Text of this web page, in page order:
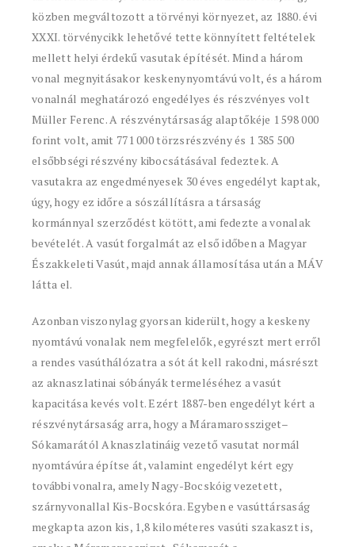
közben megváltozott a törvényi környezet, az 1880. évi
XXXI. törvénycikk lehetővé tette könnyített feltételek
mellett helyi érdekű vasutak építését. Mind a három
vonal megnyitásakor keskenynyomtávú volt, és a három
vonalnál meghatározó engedélyes és részvényes volt
Müller Ferenc. A részvénytársaság alaptőkéje 1 598 000
forint volt, amit 771 000 törzsrészvény és 1 385 500
elsőbbségi részvény kibocsátásával fedeztek. A
vasutakra az engedményesek 30 éves engedélyt kaptak,
úgy, hogy ez időre a sószállításra a társaság
kormánnyal szerződést kötött, ami fedezte a vonalak
bevételét. A vasút forgalmát az első időben a Magyar
Északkeleti Vasút, majd annak államosítása után a MÁV
látta el.
Azonban viszonylag gyorsan kiderült, hogy a keskeny
nyomtávú vonalak nem megfelelők, egyrészt mert erről
a rendes vasúthálózatra a sót át kell rakodni, másrészt
az aknaszlatinai sóbányák termeléséhez a vasút
kapacitása kevés volt. Ezért 1887-ben engedélyt kért a
részvénytársaság arra, hogy a Máramarossziget–
Sókamarától Aknaszlatináig vezető vasutat normál
nyomtávúra építse át, valamint engedélyt kért egy
további vonalra, amely Nagy-Bocskóig vezetett,
szárnyvonallal Kis-Bocskóra. Egyben e vasúttársaság
megkapta azon kis, 1,8 kilométeres vasúti szakaszt is,